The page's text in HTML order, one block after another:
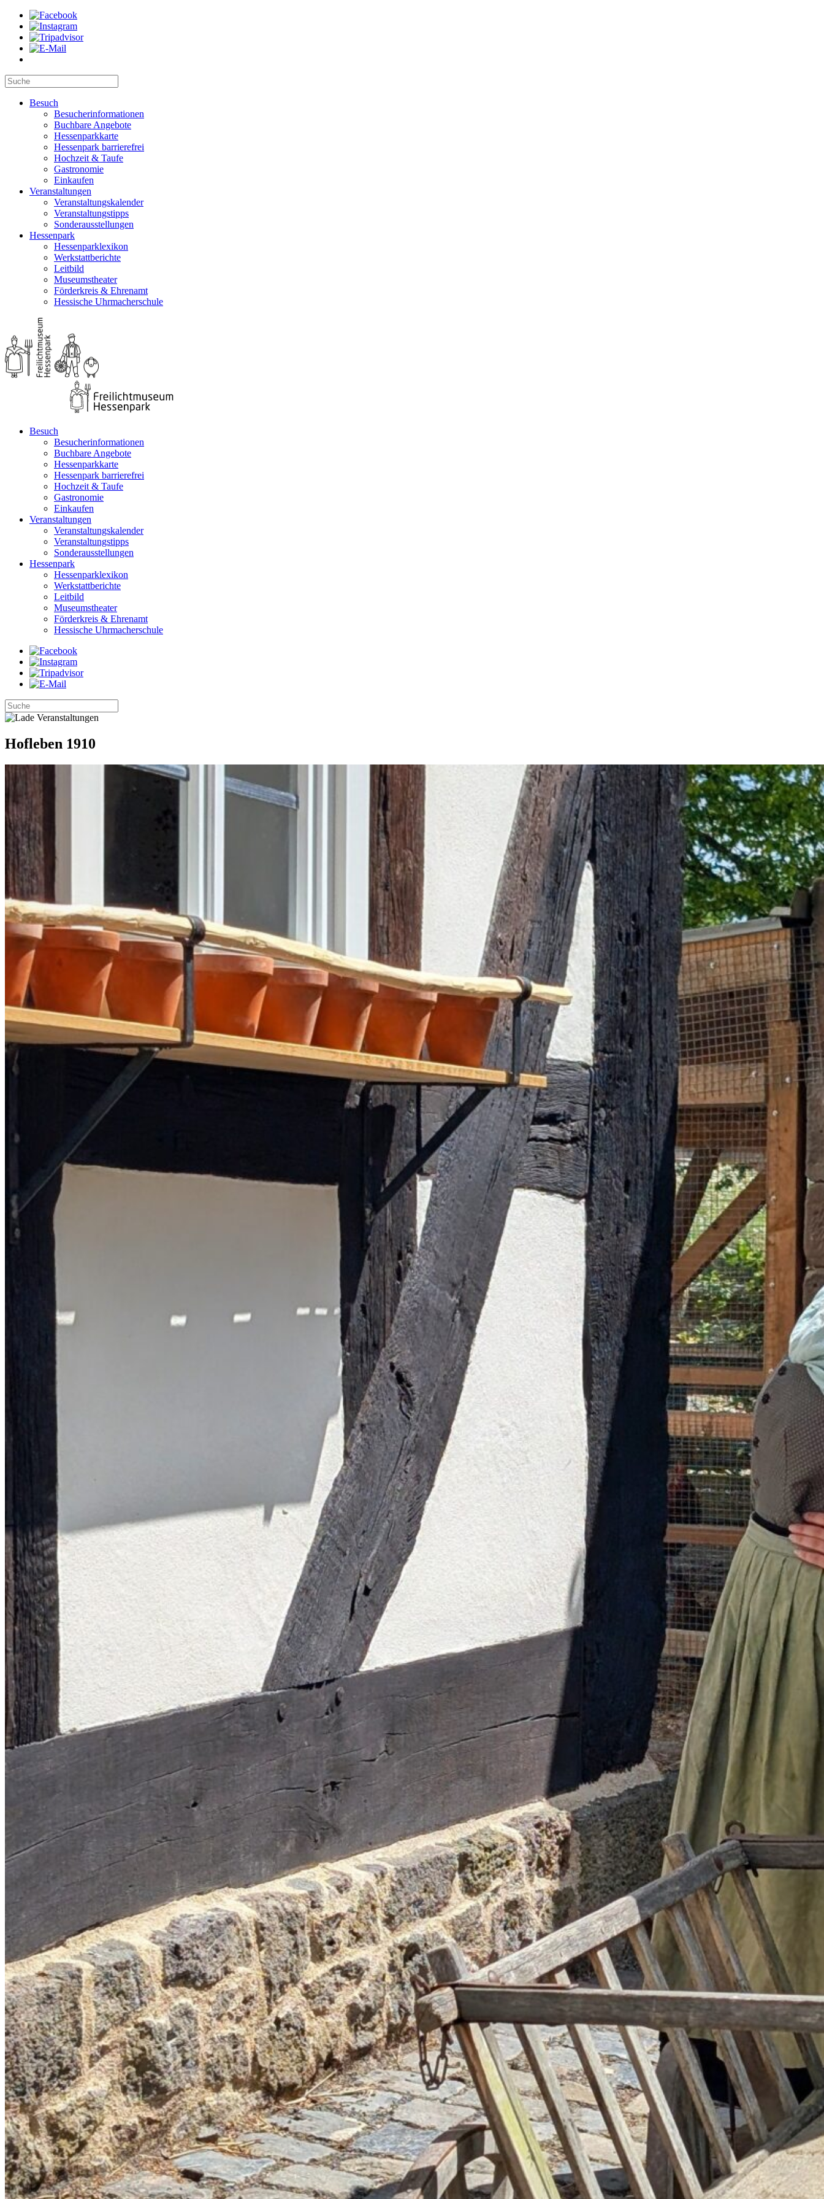
Besuch
Besucherinformationen
Buchbare Angebote
Hessenparkkarte
Hessenpark barrierefrei
Hochzeit & Taufe
Gastronomie
Einkaufen
Veranstaltungen
Veranstaltungskalender
Veranstaltungstipps
Sonderausstellungen
Hessenpark
Hessenparklexikon
Werkstattberichte
Leitbild
Museumstheater
Förderkreis & Ehrenamt
Hessische Uhrmacherschule
Besuch
Besucherinformationen
Buchbare Angebote
Hessenparkkarte
Hessenpark barrierefrei
Hochzeit & Taufe
Gastronomie
Einkaufen
Veranstaltungen
Veranstaltungskalender
Veranstaltungstipps
Sonderausstellungen
Hessenpark
Hessenparklexikon
Werkstattberichte
Leitbild
Museumstheater
Förderkreis & Ehrenamt
Hessische Uhrmacherschule
Hofleben 1910